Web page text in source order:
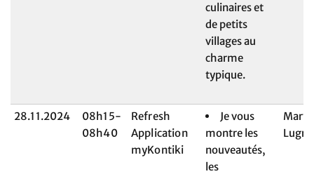
culinaires et
de petits
villages au
charme
typique.
28.11.2024
08h15-
08h40
Refresh
Application
myKontiki
Je vous
montre les
nouveautés,
les